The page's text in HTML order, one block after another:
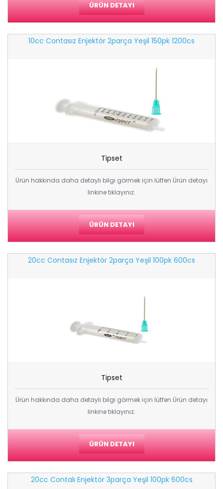
ÜRÜN DETAYI
10cc Contasız Enjektör 2parça Yeşil 150pk 1200cs
Tipset
Ürün hakkında daha detaylı bilgi görmek için lütfen Ürün detayı
linkine tıklayınız.
ÜRÜN DETAYI
20cc Contasız Enjektör 2parça Yeşil 100pk 600cs
Tipset
Ürün hakkında daha detaylı bilgi görmek için lütfen Ürün detayı
linkine tıklayınız.
ÜRÜN DETAYI
20cc Contalı Enjektör 3parça Yeşil 100pk 600cs